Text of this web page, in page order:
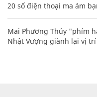
20 số điện thoại ma ám
Mai Phương Thúy "phím
Nhật Vượng giành lại vị